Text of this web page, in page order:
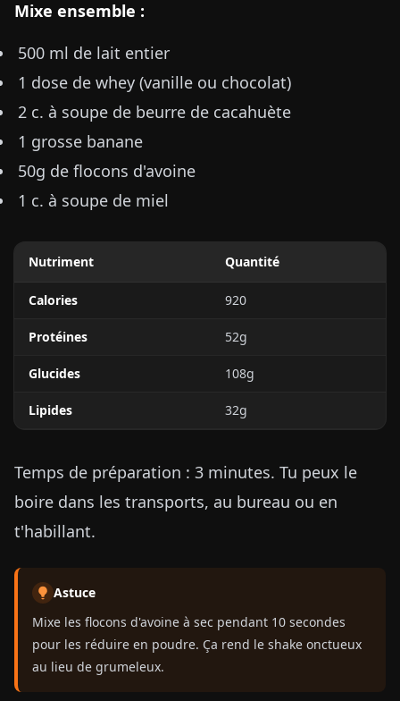
Mixe ensemble :
500 ml de lait entier
1 dose de whey (vanille ou chocolat)
2 c. à soupe de beurre de cacahuète
1 grosse banane
50g de flocons d'avoine
1 c. à soupe de miel
Nutriment Quantité
Calories 920
Protéines 52g
Glucides 108g
Lipides 32g
Temps de préparation : 3 minutes. Tu peux le
boire dans les transports, au bureau ou en
t'habillant.
Astuce
Mixe les flocons d'avoine à sec pendant 10 secondes
pour les réduire en poudre. Ça rend le shake onctueux
au lieu de grumeleux.